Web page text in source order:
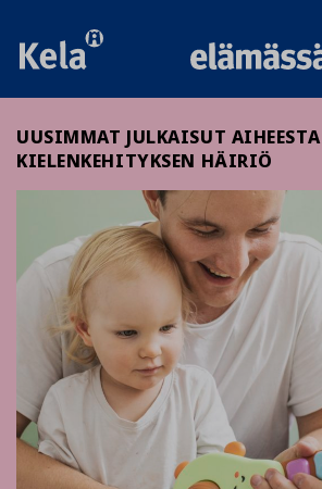
UUSIMMAT JULKAISUT AIHEESTA
KIELENKEHITYKSEN HÄIRIÖ